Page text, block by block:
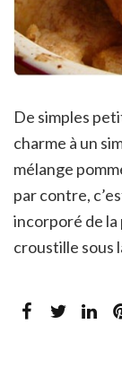
De simples
charme à un
mélange
par contre,
incorporé de
croustille sous